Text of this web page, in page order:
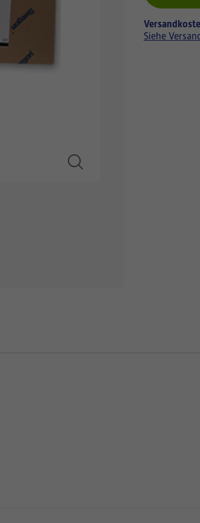
Siehe